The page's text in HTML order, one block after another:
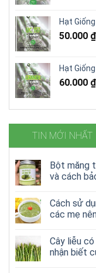
Hạt
50.000 ₫
Hạt
60.000 ₫
TIN MỚI NHẤT
Bột măng
và cách
Cách sử
các mẹ
Cây liễu
nhận biết